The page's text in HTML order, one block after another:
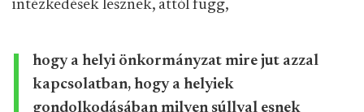
intézkedések lesznek, attól függ,
hogy a helyi önkormányzat mire jut azzal
kapcsolatban, hogy a helyiek
gondolkodásában milyen súllyal esnek